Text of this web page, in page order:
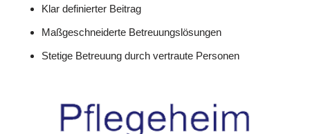
Klar definierter Beitrag
Maßgeschneiderte Betreuungslösungen
Stetige Betreuung durch vertraute Personen